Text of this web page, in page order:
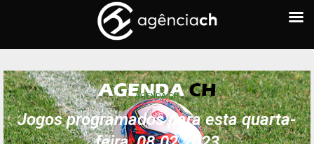
AGENDA CH
Jogos programados para esta quarta-